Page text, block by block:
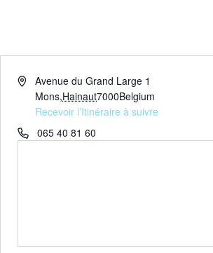
AdresseAvenue du Grand Large 1
Mons,Hainaut7000Belgium
Recevoir l’Itinéraire à suivre
Téléphone
065 40 81 60